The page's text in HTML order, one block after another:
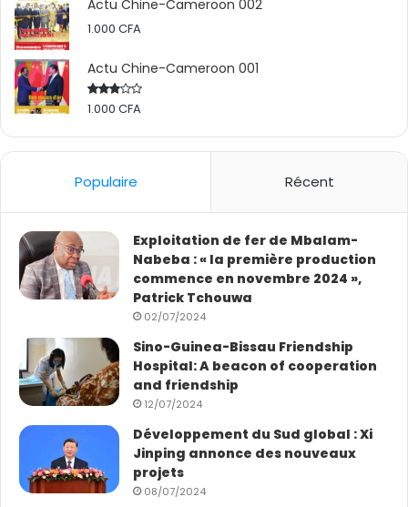
Actu Chine-Cameroon 002
1.000 CFA
Actu Chine-Cameroon 001
Rated
1.000 CFA
Populaire Récent
Exploitation de fer de Mbalam-
Nabeba : « la première production
commence en novembre 2024 »,
Patrick Tchouwa
02/07/2024
Sino-Guinea-Bissau Friendship
Hospital: A beacon of cooperation
and friendship
12/07/2024
Développement du Sud global : Xi
Jinping annonce des nouveaux
projets
08/07/2024